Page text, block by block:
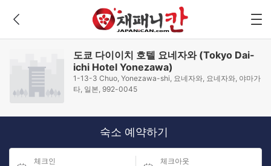
도쿄 다이이치 호텔 요네자와 (Tokyo Dai-
ichi Hotel Yonezawa)
1-13-3 Chuo, Yonezawa-shi, 요네자와, 요네자와, 야마가
타, 일본, 992-0045
숙소 예약하기
체크인 체크아웃